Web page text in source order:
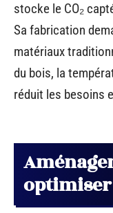
stocke le CO₂
Sa fabrication
matériaux
du bois, la
réduit les besoins